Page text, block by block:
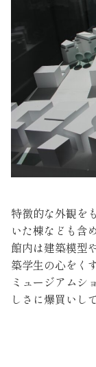
特徴的な外観を
いた棟なども含
館内は建築模型
築学生の心をく
ミュージアムシ
しさに爆買いし